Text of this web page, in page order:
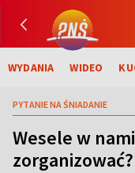
WYDANIA WIDEO
PYTANIE NA ŚNIADANIE
Wesele w
zorganizować?